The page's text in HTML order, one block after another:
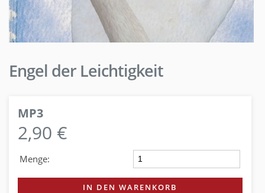
Engel der Leichtigkeit
MP3
2,90 €
Menge:
IN DEN WARENKORB